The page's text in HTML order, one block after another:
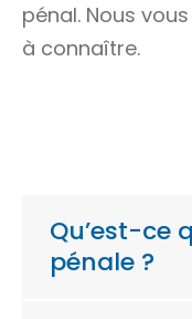
pénal. Nous
à connaître.
Qu’est-ce
pénale ?